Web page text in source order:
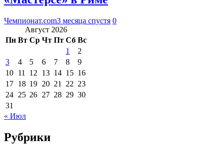
Чемпионат.com3 месяца спустя 0
Август 2026
Пн Вт Ср Чт Пт Сб Вс
1
2
3
4 5 6 7 8
9
10 11 12 13 14 15 16
17 18 19 20 21 22 23
24 25 26 27 28 29 30
31
« Июл
Рубрики